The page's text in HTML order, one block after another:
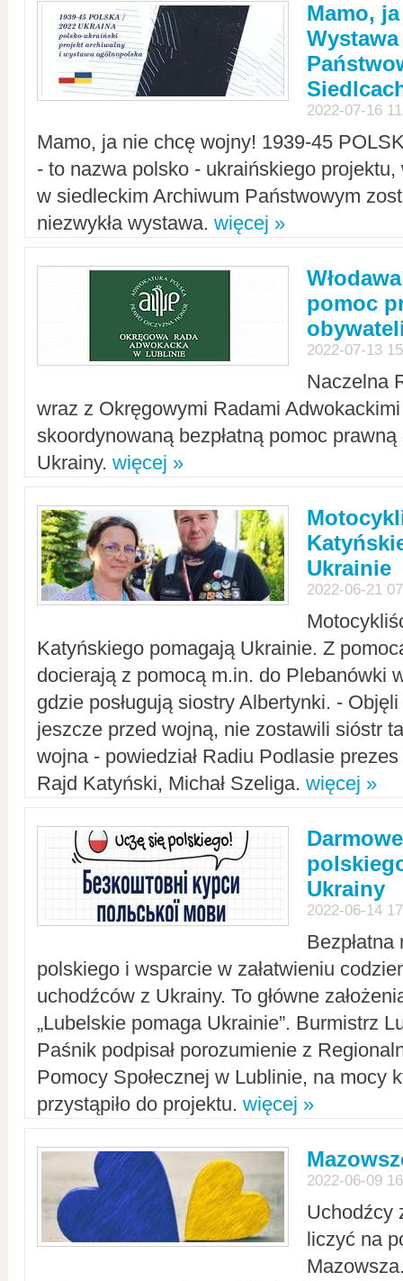
Mamo,
2022-07-16
Mamo, ja nie chcę wojny! 1939-45
- to nazwa polsko - ukraińskiego
w siedleckim Archiwum Państwowym
niezwykła wystawa. więcej »
pomoc
2022-07-13
Naczelna
wraz z Okręgowymi Radami Adwokackimi
skoordynowaną bezpłatną pomoc
Ukrainy. więcej »
Ukrainie
2022-06-21
Katyńskiego pomagają Ukrainie. Z
docierają z pomocą m.in. do Plebanówki
gdzie posługują siostry Albertynki. -
jeszcze przed wojną, nie zostawili sióstr
wojna - powiedział Radiu Podlasie
Rajd Katyński, Michał Szeliga. więcej »
Ukrainy
2022-06-14
polskiego i wsparcie w załatwieniu
uchodźców z Ukrainy. To główne
„Lubelskie pomaga Ukrainie”. Burmistrz
Paśnik podpisał porozumienie z
Pomocy Społecznej w Lublinie, na mocy
przystąpiło do projektu. więcej »
2022-06-09
Uchodźcy
liczyć na